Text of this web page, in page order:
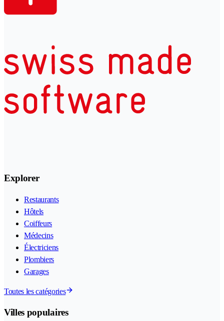
Explorer
Restaurants
Hôtels
Coiffeurs
Médecins
Électriciens
Plombiers
Garages
Toutes les catégories
Villes populaires